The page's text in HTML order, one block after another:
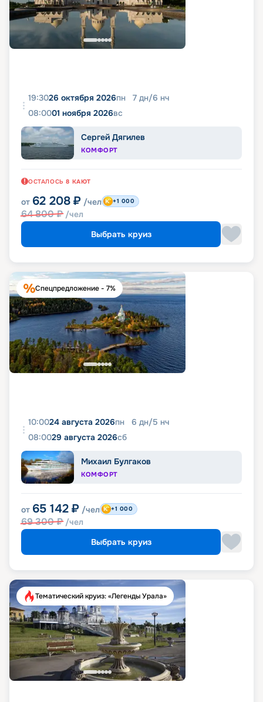
19:3026 октября 2026пн 7 дн/6 нч
08:0001 ноября 2026вс
Сергей Дягилев
КОМФОРТ
ОСТАЛОСЬ 8 КАЮТ
от 62 208 ₽ /чел
64 800₽ /чел
+1 000
Выбрать круиз
Спецпредложение - 7%
10:0024 августа 2026пн 6 дн/5 нч
08:0029 августа 2026сб
Михаил Булгаков
КОМФОРТ
от 65 142 ₽ /чел
69 300₽ /чел
+1 000
Выбрать круиз
Тематический круиз: «Легенды Урала»